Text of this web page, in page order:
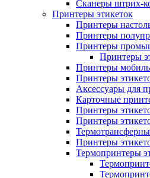
Сканеры штрих-
Принтеры этикеток
Принтеры
Принтеры
Принтеры
Принтеры
Принтеры
Принтеры
Аксессуары для
Карточные
Принтеры
Принтеры
Принтеры
Термопринтеры